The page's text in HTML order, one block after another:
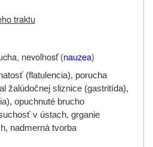
traktu
nevoľnosť (nauzea)
(flatulencia), porucha
žalúdočnej sliznice (gastritída),
opuchnuté brucho
v ústach, grganie
nadmerná tvorba